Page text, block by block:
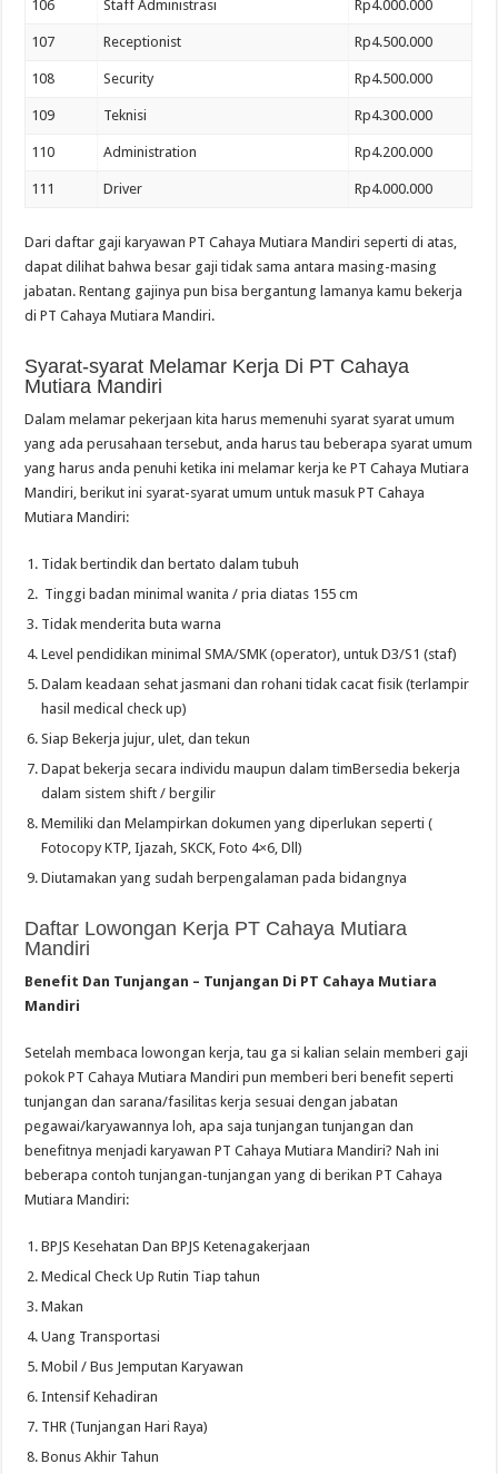
106 Staff Administrasi Rp4.000.000
107 Receptionist Rp4.500.000
108 Security Rp4.500.000
109 Teknisi Rp4.300.000
110 Administration Rp4.200.000
111 Driver Rp4.000.000
Dari daftar gaji karyawan PT Cahaya Mutiara Mandiri seperti di atas,
dapat dilihat bahwa besar gaji tidak sama antara masing-masing
jabatan. Rentang gajinya pun bisa bergantung lamanya kamu bekerja
di PT Cahaya Mutiara Mandiri.
Syarat-syarat Melamar Kerja Di PT Cahaya
Mutiara Mandiri
Dalam melamar pekerjaan kita harus memenuhi syarat syarat umum
yang ada perusahaan tersebut, anda harus tau beberapa syarat umum
yang harus anda penuhi ketika ini melamar kerja ke PT Cahaya Mutiara
Mandiri, berikut ini syarat-syarat umum untuk masuk PT Cahaya
Mutiara Mandiri:
Tidak bertindik dan bertato dalam tubuh
Tinggi badan minimal wanita / pria diatas 155 cm
Tidak menderita buta warna
Level pendidikan minimal SMA/SMK (operator), untuk D3/S1 (staf)
Dalam keadaan sehat jasmani dan rohani tidak cacat fisik (terlampir
hasil medical check up)
Siap Bekerja jujur, ulet, dan tekun
Dapat bekerja secara individu maupun dalam timBersedia bekerja
dalam sistem shift / bergilir
Memiliki dan Melampirkan dokumen yang diperlukan seperti (
Fotocopy KTP, Ijazah, SKCK, Foto 4×6, Dll)
Diutamakan yang sudah berpengalaman pada bidangnya
Daftar Lowongan Kerja PT Cahaya Mutiara
Mandiri
Benefit Dan Tunjangan – Tunjangan Di PT Cahaya Mutiara
Mandiri
Setelah membaca lowongan kerja, tau ga si kalian selain memberi gaji
pokok PT Cahaya Mutiara Mandiri pun memberi beri benefit seperti
tunjangan dan sarana/fasilitas kerja sesuai dengan jabatan
pegawai/karyawannya loh, apa saja tunjangan tunjangan dan
benefitnya menjadi karyawan PT Cahaya Mutiara Mandiri? Nah ini
beberapa contoh tunjangan-tunjangan yang di berikan PT Cahaya
Mutiara Mandiri:
BPJS Kesehatan Dan BPJS Ketenagakerjaan
Medical Check Up Rutin Tiap tahun
Makan
Uang Transportasi
Mobil / Bus Jemputan Karyawan
Intensif Kehadiran
THR (Tunjangan Hari Raya)
Bonus Akhir Tahun